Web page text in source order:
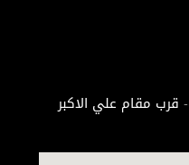
قرب مقام علي الاكبر